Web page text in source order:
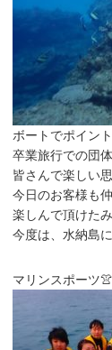
ボートでポイン
卒業旅行での団
皆さんで楽しい
今日のお客様も
楽しんで頂けた
今度は、水納島
マリンスポーツ👚